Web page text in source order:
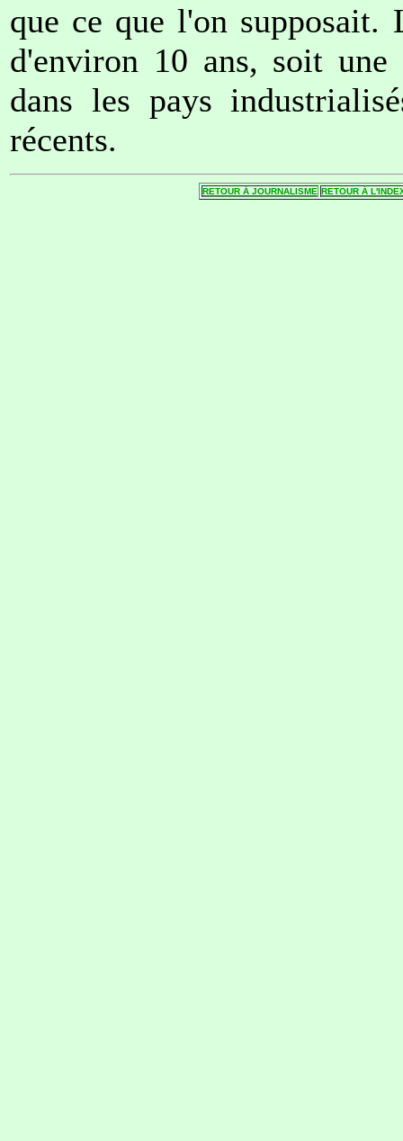
que ce que l'on supposait.
d'environ 10 ans, soit
dans les pays
récents.
RETOUR Á JOURNALISME RETOUR Á